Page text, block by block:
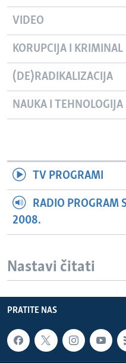
VIDEO
KORUPCIJA I KRIMINAL
(DE)RADIKALIZACIJA
NAUKA I TEHNOLOGIJA
TV PROGRAMI
RADIO PROGRAM
2008.
Nastavi čitati
PRATITE NAS